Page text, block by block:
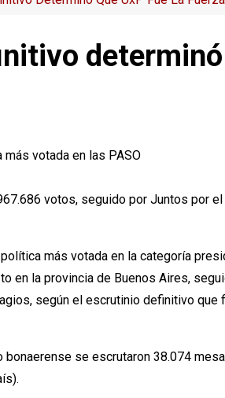
votos, seguido por Juntos por
más votada en la categoría
en la provincia de Buenos Aires,
según el escrutinio definitivo
se escrutaron 38.074